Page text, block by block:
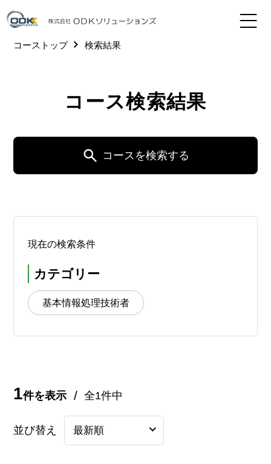
コーストップ 検索結果
コース検索結果
コースを検索する
現在の検索条件
カテゴリー
基本情報処理技術者
1件を表示 全1件中
並び替え